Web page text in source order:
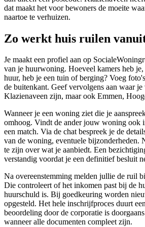
dat maakt het voor bewoners de moeite
naartoe te verhuizen.
Zo werkt huis ruilen
Je maakt een profiel aan op
van je huurwoning. Hoeveel kamers heb
huur, heb je een tuin of berging? Voeg
de buitenkant. Geef vervolgens aan waar
Klazienaveen zijn, maar ook Emmen,
Wanneer je een woning ziet die je
omhoog. Vindt de ander jouw woning ook
een match. Via de chat bespreek je de
van de woning, eventuele bijzonderheden.
te zijn over wat je aanbiedt. Een
verstandig voordat je een definitief besluit
Na overeenstemming melden jullie de ruil
Die controleert of het inkomen past bij de
huurschuld is. Bij goedkeuring worden
opgesteld. Het hele inschrijfproces duurt
beoordeling door de corporatie is
wanneer alle documenten compleet zijn.